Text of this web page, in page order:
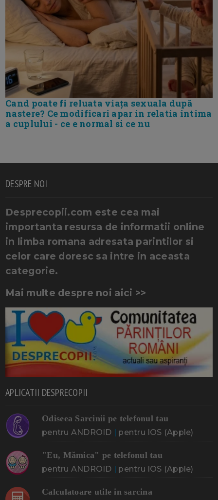
Cand poate fi reluata viața sexuala după
nastere? Ce modificari apar in relatia intima
a cuplului - ce e normal si ce nu
DESPRE NOI
Desprecopii.com este cea mai
importanta resursa de informatii online
in limba romana adresata parintilor si
celor care doresc sa intre in aceasta
categorie.
Mai multe despre noi aici >>
APLICATII DESPRECOPII
Odiseea Sarcinii pe telefonul tau
pentru ANDROID | pentru IOS (Apple)
"Eu, Mămica" pe telefonul tau
pentru ANDROID | pentru IOS (Apple)
Calculatoare utile in sarcina